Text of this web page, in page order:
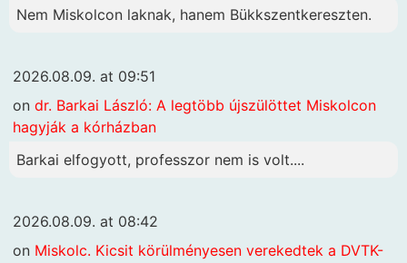
Nem Miskolcon laknak, hanem Bükkszentkereszten.
2026.08.09. at 09:51
on dr. Barkai László: A legtöbb újszülöttet Miskolcon
hagyják a kórházban
Barkai elfogyott, professzor nem is volt....
2026.08.09. at 08:42
on Miskolc. Kicsit körülményesen verekedtek a DVTK-